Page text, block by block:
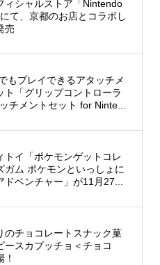
ィシャルストア「Nintendo
て、京都のお店とコラボし
売
もプレイできるアタッチメ
ト「グリップコントローラ
チメントセット for Ninte...
トイ「ポケモンゲットコレ
ガム ポケモンといっしょに
ドベンチャー」が11月27...
のチョコレートスナック菓
ースカプッチョ＜チョコ